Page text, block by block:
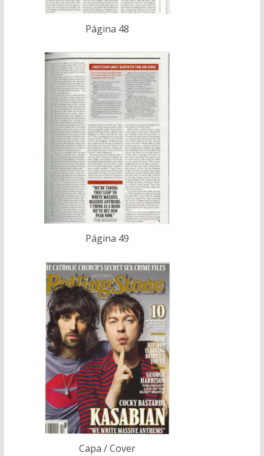
Página 48
Página 49
Capa / Cover